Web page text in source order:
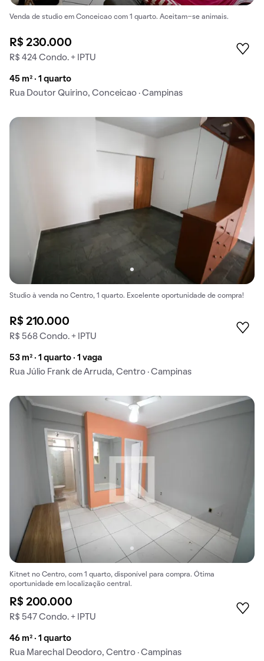
Venda de studio em Conceicao com 1 quarto. Aceitam-se animais.
R$ 230.000
R$ 424 Condo. + IPTU
45 m² · 1 quarto
Rua Doutor Quirino, Conceicao · Campinas
Studio à venda no Centro, 1 quarto. Excelente oportunidade de compra!
R$ 210.000
R$ 568 Condo. + IPTU
53 m² · 1 quarto · 1 vaga
Rua Júlio Frank de Arruda, Centro · Campinas
Kitnet no Centro, com 1 quarto, disponível para compra. Ótima
oportunidade em localização central.
R$ 200.000
R$ 547 Condo. + IPTU
46 m² · 1 quarto
Rua Marechal Deodoro, Centro · Campinas